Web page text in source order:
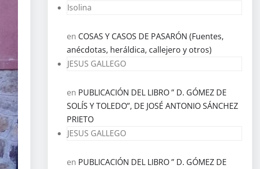
Isolina
en COSAS Y CASOS DE PASARÓN (Fuentes,
anécdotas, heráldica, callejero y otros)
JESUS GALLEGO
en PUBLICACIÓN DEL LIBRO ” D. GÓMEZ DE
SOLÍS Y TOLEDO”, DE JOSÉ ANTONIO SÁNCHEZ
PRIETO
JESUS GALLEGO
en PUBLICACIÓN DEL LIBRO ” D. GÓMEZ DE